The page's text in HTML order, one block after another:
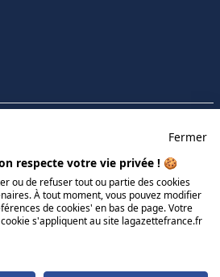
Fermer
respecte votre vie privée ! 🍪
ou de refuser tout ou partie des cookies
À tout moment, vous pouvez modifier
de cookies' en bas de page. Votre
s'appliquent au site lagazettefrance.fr